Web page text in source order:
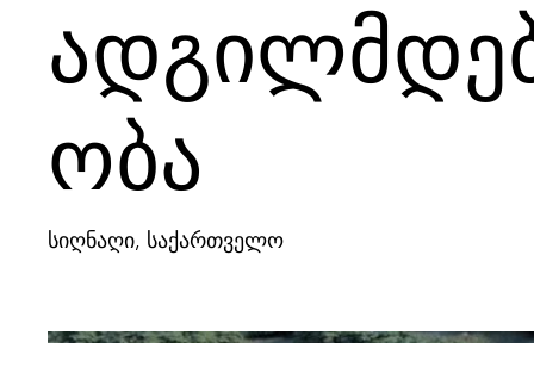
ობა
სიღნაღი, საქართველო